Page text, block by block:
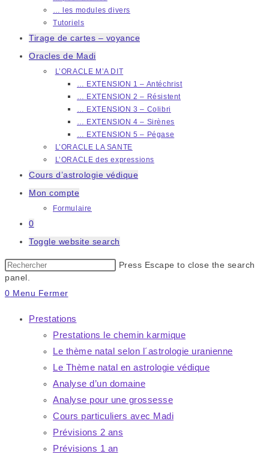
… les modules divers
Tutoriels
Tirage de cartes – voyance
Oracles de Madi
L’ORACLE M’A DIT
… EXTENSION 1 – Antéchrist
… EXTENSION 2 – Résistent
… EXTENSION 3 – Colibri
… EXTENSION 4 – Sirènes
… EXTENSION 5 – Pégase
L’ORACLE LA SANTE
L’ORACLE des expressions
Cours d’astrologie védique
Mon compte
Formulaire
0
Toggle website search
Press Escape to close the search
panel.
0 Menu Fermer
Prestations
Prestations le chemin karmique
Le thème natal selon l´astrologie uranienne
Le Thème natal en astrologie védique
Analyse d’un domaine
Analyse pour une grossesse
Cours particuliers avec Madi
Prévisions 2 ans
Prévisions 1 an